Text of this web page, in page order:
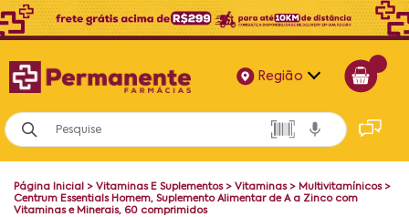
Região
Alagoas
Bahia
Paraíba
Página Inicial > Vitaminas E Suplementos> Vitaminas> Multivitamínicos>
Centrum Essentials Homem, Suplemento Alimentar de A a Zinco com
Vitaminas e Minerais, 60 comprimidos